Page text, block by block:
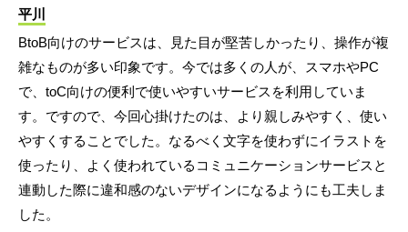
平川
BtoB向けのサービスは、見た目が堅苦しかったり、操作が複
雑なものが多い印象です。今では多くの人が、スマホやPC
で、toC向けの便利で使いやすいサービスを利用していま
す。ですので、今回心掛けたのは、より親しみやすく、使い
やすくすることでした。なるべく文字を使わずにイラストを
使ったり、よく使われているコミュニケーションサービスと
連動した際に違和感のないデザインになるようにも工夫しま
した。